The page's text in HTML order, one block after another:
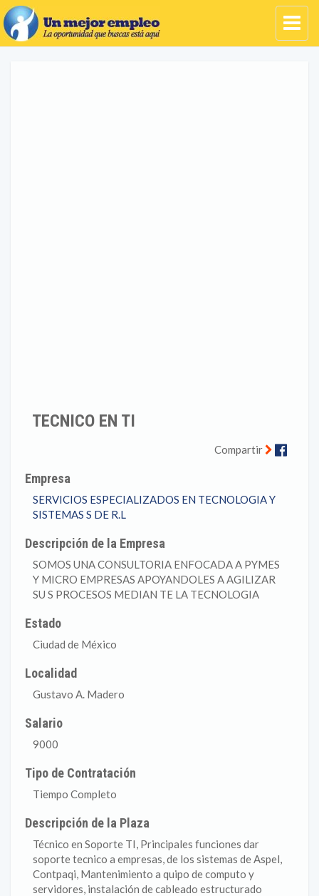
TECNICO EN TI
Compartir
Empresa
SERVICIOS ESPECIALIZADOS EN TECNOLOGIA Y
SISTEMAS S DE R.L
Descripción de la Empresa
SOMOS UNA CONSULTORIA ENFOCADA A PYMES
Y MICRO EMPRESAS APOYANDOLES A AGILIZAR
SU S PROCESOS MEDIAN TE LA TECNOLOGIA
Estado
Ciudad de México
Localidad
Gustavo A. Madero
Salario
9000
Tipo de Contratación
Tiempo Completo
Descripción de la Plaza
Técnico en Soporte TI, Principales funciones dar
soporte tecnico a empresas, de los sistemas de Aspel,
Contpaqi, Mantenimiento a quipo de computo y
servidores, instalación de cableado estructurado